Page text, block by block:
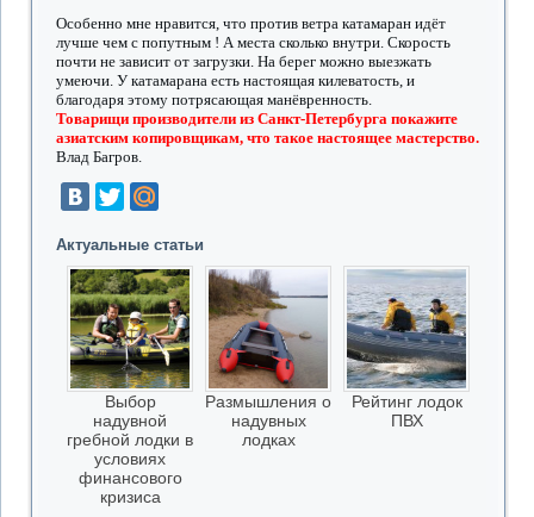
Особенно мне нравится, что против ветра катамаран идёт
лучше чем с попутным ! А места сколько внутри. Скорость
почти не зависит от загрузки. На берег можно выезжать
умеючи. У катамарана есть настоящая килеватость, и
благодаря этому потрясающая манёвренность.
Товарищи производители из Санкт-Петербурга покажите
азиатским копировщикам, что такое настоящее мастерство.
Влад Багров.
Актуальные статьи
Выбор
надувной
гребной лодки в
условиях
финансового
кризиса
Размышления о
надувных
лодках
Рейтинг лодок
ПВХ